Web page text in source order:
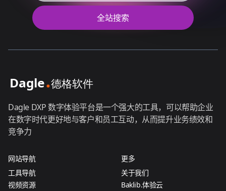
全站搜索
Dagle DXP 数字体验平台是一个强大的工具，可以帮助企业
在数字时代更好地与客户和员工互动，从而提升业务绩效和
竞争力
网站导航
工具导航
视频资源
更多
关于我们
Baklib.体验云